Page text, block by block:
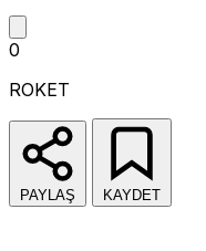
0
ROKET
PAYLAŞ KAYDET